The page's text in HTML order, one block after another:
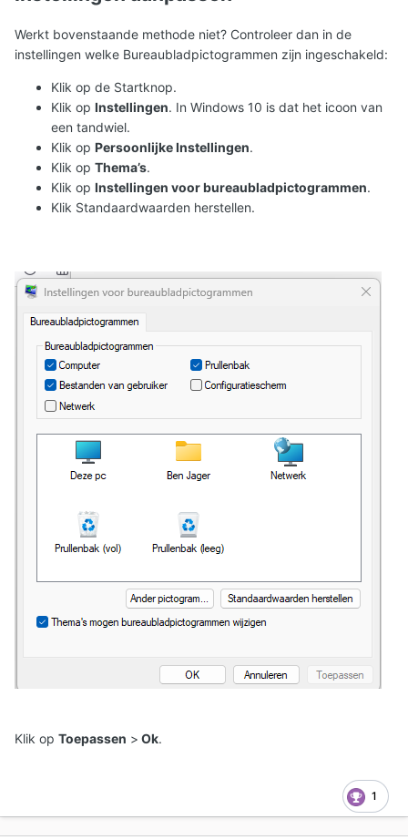
Werkt bovenstaande methode niet? Controleer dan in de
instellingen welke Bureaubladpictogrammen zijn ingeschakeld:
Klik op de Startknop.
Klik op Instellingen. In Windows 10 is dat het icoon van
een tandwiel.
Klik op Persoonlijke Instellingen.
Klik op Thema’s.
Klik op Instellingen voor bureaubladpictogrammen.
Klik Standaardwaarden herstellen.
Klik op Toepassen > Ok.
1